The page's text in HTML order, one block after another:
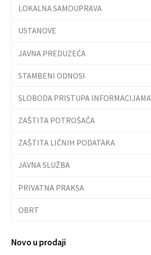
LOKALNA SAMOUPRAVA
USTANOVE
JAVNA PREDUZEĆA
STAMBENI ODNOSI
SLOBODA PRISTUPA INFORMACIJAMA
ZAŠTITA POTROŠAČA
ZAŠTITA LIČNIH PODATAKA
JAVNA SLUŽBA
PRIVATNA PRAKSA
OBRT
Novo u prodaji